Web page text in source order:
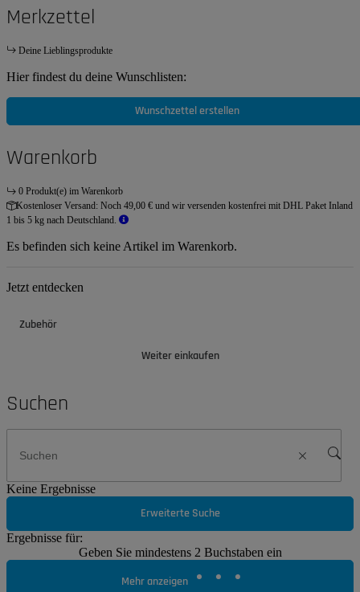
Merkzettel
Deine Lieblingsprodukte
Hier findest du deine Wunschlisten:
Wunschzettel erstellen
Warenkorb
0 Produkt(e) im Warenkorb
Kostenloser Versand: Noch 49,00 € und wir versenden kostenfrei mit DHL Paket Inland
1 bis 5 kg nach Deutschland.
Es befinden sich keine Artikel im Warenkorb.
Jetzt entdecken
Zubehör
Weiter einkaufen
Suchen
Keine Ergebnisse
Erweiterte Suche
Ergebnisse für:
Geben Sie mindestens 2 Buchstaben ein
Mehr anzeigen